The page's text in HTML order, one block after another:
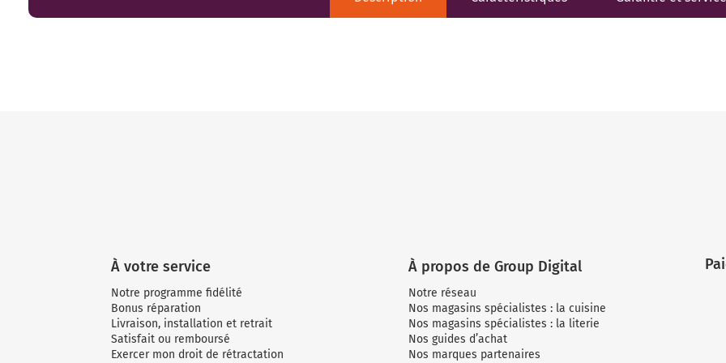
À votre service
Notre programme fidélité
Bonus réparation
Livraison, installation et retrait
Satisfait ou remboursé
Exercer mon droit de rétractation
À propos de Group Digital
Notre réseau
Nos magasins spécialistes : la cuisine
Nos magasins spécialistes : la literie
Nos guides d’achat
Nos marques partenaires